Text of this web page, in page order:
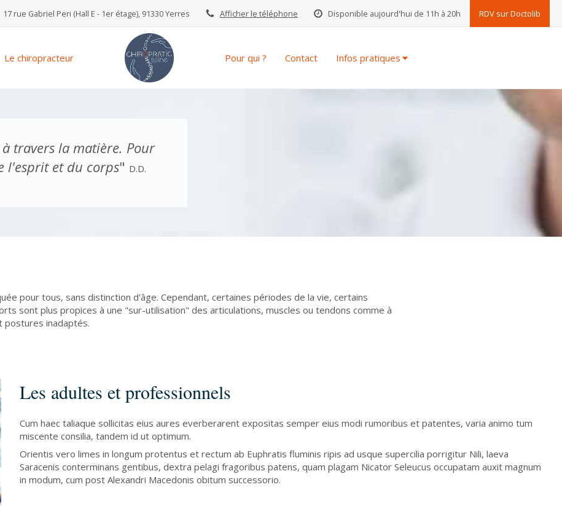
RDV sur Doctolib
Disponible aujourd'hui de 11h à 20h
Afficher le téléphone
17 rue Gabriel Peri (Hall E - 1er étage), 91330 Yerres
Le chiropracteur Pour qui ? Contact Infos pratiques
travers la matière. Pour
l'esprit et du corps" D.D.
pour tous, sans distinction d'âge. Cependant, certaines périodes de la vie, certains
sont plus propices à une "sur-utilisation" des articulations, muscles ou tendons comme à
inadaptés.
Les adultes et professionnels
Cum haec taliaque sollicitas eius aures everberarent expositas semper eius modi rumoribus et patentes, varia animo tum
miscente consilia, tandem id ut optimum.
Orientis vero limes in longum protentus et rectum ab Euphratis fluminis ripis ad usque supercilia porrigitur Nili, laeva
Saracenis conterminans gentibus, dextra pelagi fragoribus patens, quam plagam Nicator Seleucus occupatam auxit magnum
in modum, cum post Alexandri Macedonis obitum successorio.